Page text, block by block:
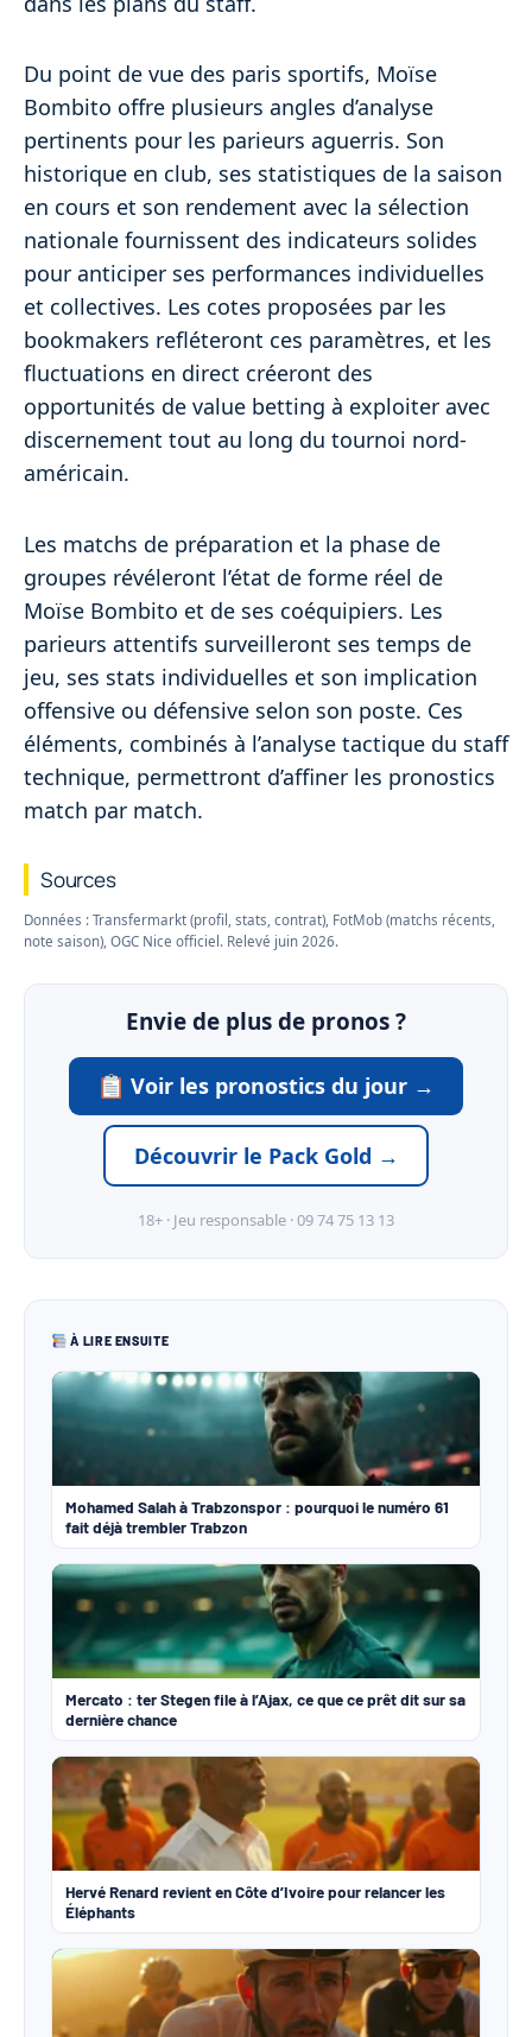
Du point de vue des paris sportifs, Moïse
Bombito offre plusieurs angles d’analyse
pertinents pour les parieurs aguerris. Son
historique en club, ses statistiques de la saison
en cours et son rendement avec la sélection
nationale fournissent des indicateurs solides
pour anticiper ses performances individuelles
et collectives. Les cotes proposées par les
bookmakers refléteront ces paramètres, et les
fluctuations en direct créeront des
opportunités de value betting à exploiter avec
discernement tout au long du tournoi nord-
américain.
Les matchs de préparation et la phase de
groupes révéleront l’état de forme réel de
Moïse Bombito et de ses coéquipiers. Les
parieurs attentifs surveilleront ses temps de
jeu, ses stats individuelles et son implication
offensive ou défensive selon son poste. Ces
éléments, combinés à l’analyse tactique du staff
technique, permettront d’affiner les pronostics
match par match.
Sources
Données : Transfermarkt (profil, stats, contrat), FotMob (matchs récents,
note saison), OGC Nice officiel. Relevé juin 2026.
Envie de plus de pronos ?
Voir les pronostics du jour →
Découvrir le Pack Gold →
18+ · Jeu responsable · 09 74 75 13 13
À LIRE ENSUITE
Mohamed Salah à Trabzonspor : pourquoi le numéro 61
fait déjà trembler Trabzon
Mercato : ter Stegen file à l’Ajax, ce que ce prêt dit sur sa
dernière chance
Hervé Renard revient en Côte d’Ivoire pour relancer les
Éléphants